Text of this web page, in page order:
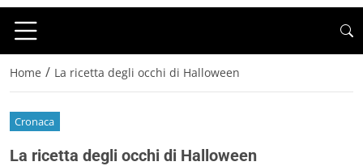
Home / La ricetta degli occhi di Halloween
Cronaca
La ricetta degli occhi di Halloween